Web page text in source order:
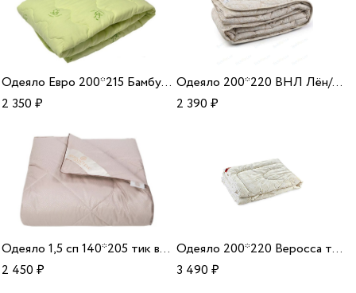
Одеяло Евро 200*215 Бамбук микрофибра
2 350₽
Одеяло 200*220 ВНЛ Лён/ХБ 150 33
2 390₽
Одеяло 1,5 сп 140*205 тик верблюжья шерсть
2 450₽
Одеяло 200*220 Веросса тик/зам/пух
3 490₽